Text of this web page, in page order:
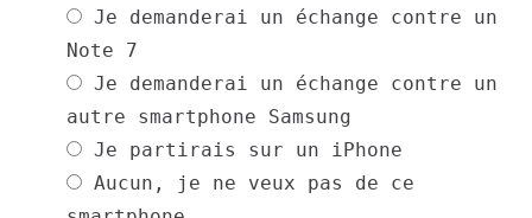
Je demanderai un échange contre un
Note 7
Je demanderai un échange contre un
autre smartphone Samsung
Je partirais sur un iPhone
Aucun, je ne veux pas de ce